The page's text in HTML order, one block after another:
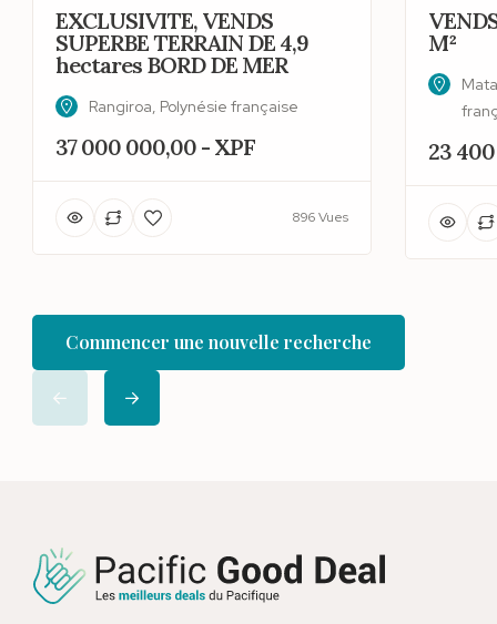
EXCLUSIVITE, VENDS
SUPERBE TERRAIN DE 4,9
hectares BORD DE MER
Rangiroa, Polynésie française
37 000 000,00 - XPF
896 Vues
M²
23
Commencer une nouvelle recherche